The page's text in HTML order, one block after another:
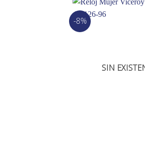
-8%
SIN